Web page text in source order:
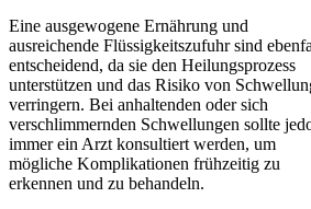
Eine ausgewogene Ernährung und
ausreichende Flüssigkeitszufuhr sind
entscheidend, da sie den Heilungsprozess
unterstützen und das Risiko von
verringern. Bei anhaltenden oder sich
verschlimmernden Schwellungen sollte
immer ein Arzt konsultiert werden, um
mögliche Komplikationen frühzeitig zu
erkennen und zu behandeln.